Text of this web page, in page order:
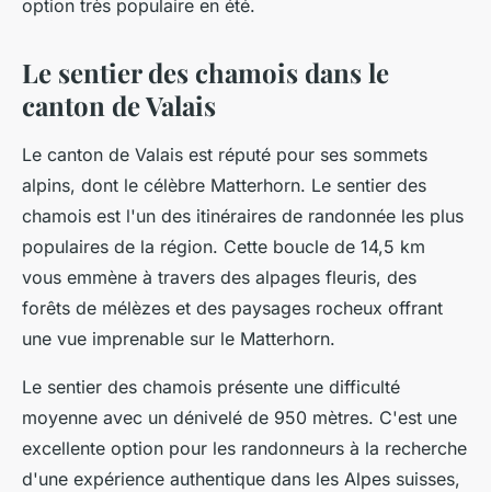
option très populaire en été.
Le sentier des chamois dans le
canton de Valais
Le canton de Valais est réputé pour ses sommets
alpins, dont le célèbre Matterhorn. Le sentier des
chamois est l'un des itinéraires de randonnée les plus
populaires de la région. Cette boucle de 14,5 km
vous emmène à travers des alpages fleuris, des
forêts de mélèzes et des paysages rocheux offrant
une vue imprenable sur le Matterhorn.
Le sentier des chamois présente une difficulté
moyenne avec un dénivelé de 950 mètres. C'est une
excellente option pour les randonneurs à la recherche
d'une expérience authentique dans les Alpes suisses,